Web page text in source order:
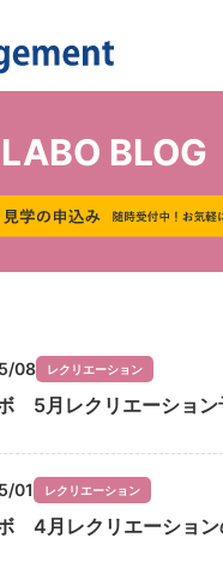
BLOG
08 レクリエーション
5月レクリエーション
01 レクリエーション
4月レクリエーション